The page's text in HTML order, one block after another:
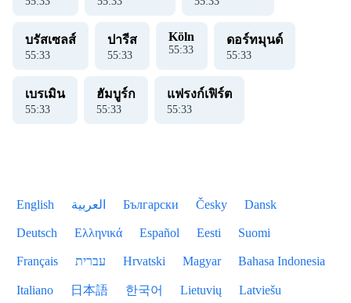
บรัสเซลส์
55:34
ปารีส
55:34
Köln
55:34
ดอร์ทมุนด์
55:34
เบรเมิน
55:34
ฮัมบูร์ก
55:34
แฟรงก์เฟิร์ต
55:34
English العربية Български Česky Dansk
Deutsch Ελληνικά Español Eesti Suomi
Français עברית Hrvatski Magyar Bahasa Indonesia
Italiano 日本語 한국어 Lietuvių Latviešu